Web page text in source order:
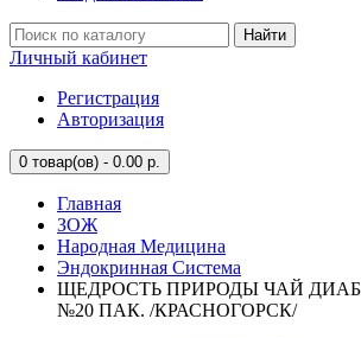
Найти
Личный кабинет
Регистрация
Авторизация
0 товар(ов) - 0.00 р.
Главная
ЗОЖ
Народная Медицина
Эндокринная Система
ЩЕДРОСТЬ ПРИРОДЫ ЧАЙ
№20 ПАК. /КРАСНОГОРСК/